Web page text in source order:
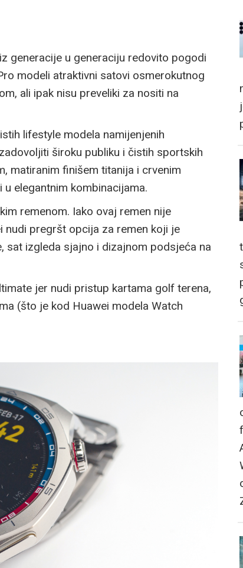
generacije u generaciju redovito pogodi
modeli atraktivni satovi osmerokutnog
ali ipak nisu preveliki za nositi na
lifestyle modela namijenjenih
široku publiku i čistih sportskih
matiranim finišem titanija i crvenim
elegantnim kombinacijama.
remenom. Iako ovaj remen nije
nudi pregršt opcija za remen koji je
sat izgleda sjajno i dizajnom podsjeća na
jer nudi pristup kartama golf terena,
(što je kod Huawei modela Watch